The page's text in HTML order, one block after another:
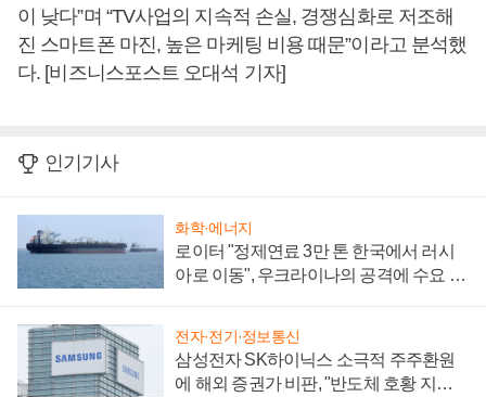
이 낮다”며 “TV사업의 지속적 손실, 경쟁심화로 저조해
진 스마트폰 마진, 높은 마케팅 비용 때문”이라고 분석했
다. [비즈니스포스트 오대석 기자]
인기기사
화학·에너지
로이터 "정제연료 3만 톤 한국에서 러시
아로 이동", 우크라이나의 공격에 수요 늘
전자·전기·정보통신
삼성전자 SK하이닉스 소극적 주주환원
에 해외 증권가 비판, "반도체 호황 지속